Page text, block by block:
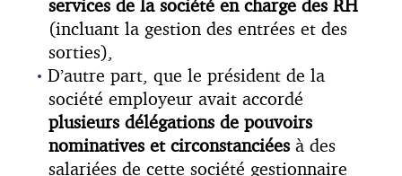
services de la société en charge des RH
(incluant la gestion des entrées et des
sorties),
D’autre part, que le président de la
société employeur avait accordé
plusieurs délégations de pouvoirs
nominatives et circonstanciées à des
salariées de cette société gestionnaire